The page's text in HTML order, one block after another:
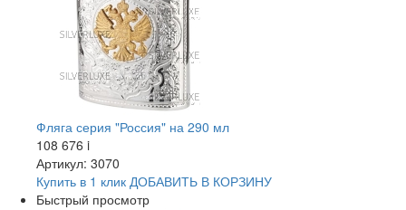
Фляга серия "Россия" на 290 мл
108 676 i
Артикул: 3070
Купить в 1 клик ДОБАВИТЬ В КОРЗИНУ
Быстрый просмотр